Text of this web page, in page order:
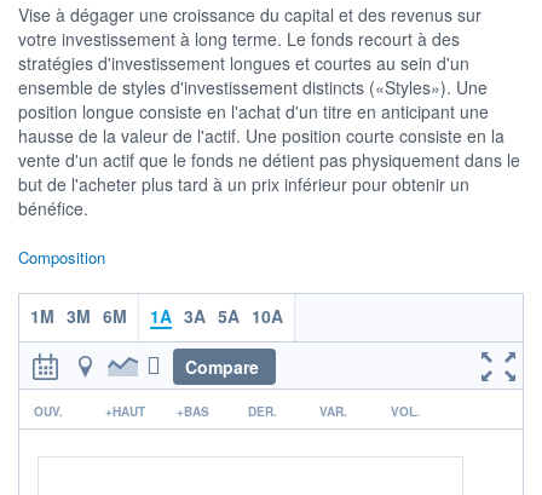
02/12 02/04
10,5
11,0
12,5
CATÉGORIE MORNINGSTAR
Alt - Multistratégies
FONDS PARTENAIRES
ÉLIGIBILITÉ
PEA PEA-PME BOURSOVIE LUX
BOURSOVIE
CTO BUSINESS
Non éligible Boursobank
1 000M / 31.07.26
Vise à dégager une croissance du capital et des revenus sur
votre investissement à long terme. Le fonds recourt à des
stratégies d'investissement longues et courtes au sein d'un
ensemble de styles d'investissement distincts («Styles»). Une
position longue consiste en l'achat d'un titre en anticipant une
hausse de la valeur de l'actif. Une position courte consiste en la
vente d'un actif que le fonds ne détient pas physiquement dans le
but de l'acheter plus tard à un prix inférieur pour obtenir un
bénéfice.
Composition
1M 3M 6M 1A 3A 5A 10A
Compare
r
OUV. +HAUT +BAS DER. VAR. VOL.